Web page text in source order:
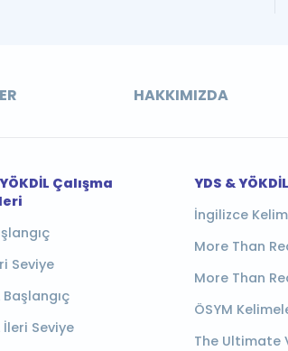
HAKKIMIZDA
Çalışma
Seviye
Başlangıç
İleri Seviye
YDS &
İngilizce
More Than
More Than
ÖSYM
The Ultimate